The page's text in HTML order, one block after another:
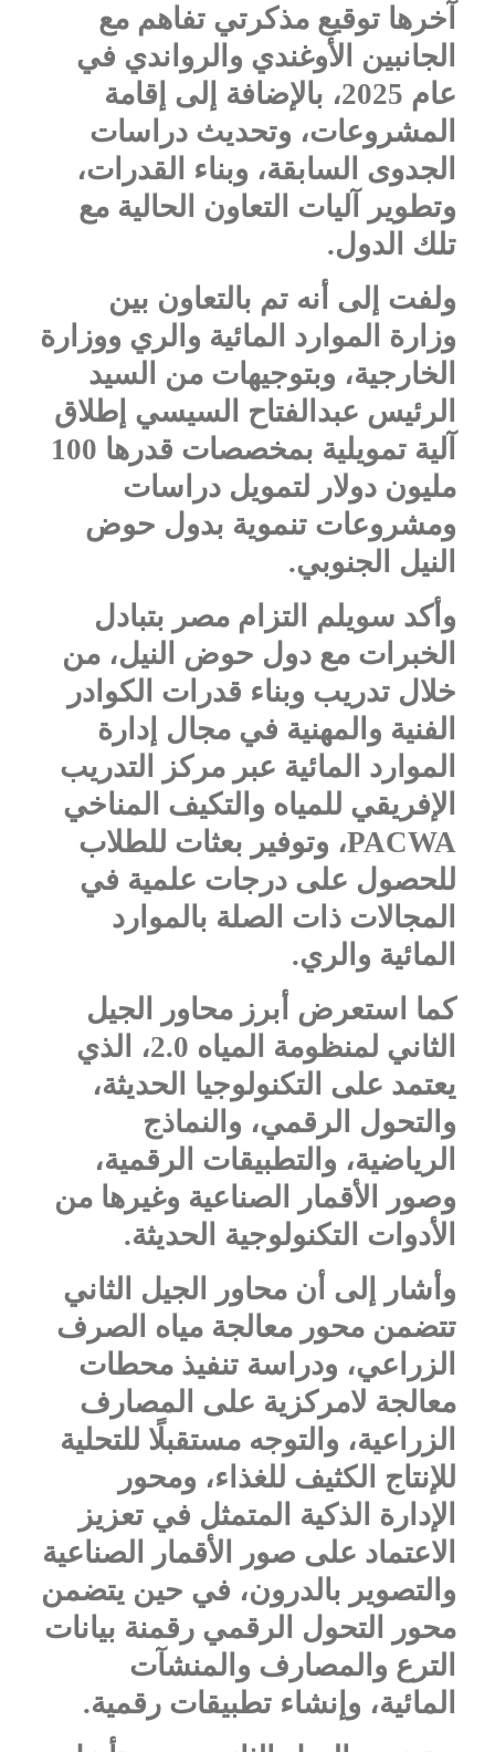
آخرها توقيع مذكرتي تفاهم مع
الجانبين الأوغندي والرواندي في
عام 2025، بالإضافة إلى إقامة
المشروعات، وتحديث دراسات
الجدوى السابقة، وبناء القدرات،
وتطوير آليات التعاون الحالية مع
تلك الدول.
ولفت إلى أنه تم بالتعاون بين
وزارة الموارد المائية والري ووزارة
الخارجية، وبتوجيهات من السيد
الرئيس عبدالفتاح السيسي إطلاق
آلية تمويلية بمخصصات قدرها 100
مليون دولار لتمويل دراسات
ومشروعات تنموية بدول حوض
النيل الجنوبي.
وأكد سويلم التزام مصر بتبادل
الخبرات مع دول حوض النيل، من
خلال تدريب وبناء قدرات الكوادر
الفنية والمهنية في مجال إدارة
الموارد المائية عبر مركز التدريب
الإفريقي للمياه والتكيف المناخي
PACWA، وتوفير بعثات للطلاب
للحصول على درجات علمية في
المجالات ذات الصلة بالموارد
المائية والري.
كما استعرض أبرز محاور الجيل
الثاني لمنظومة المياه 2.0، الذي
يعتمد على التكنولوجيا الحديثة،
والتحول الرقمي، والنماذج
الرياضية، والتطبيقات الرقمية،
وصور الأقمار الصناعية وغيرها من
الأدوات التكنولوجية الحديثة.
وأشار إلى أن محاور الجيل الثاني
تتضمن محور معالجة مياه الصرف
الزراعي، ودراسة تنفيذ محطات
معالجة لامركزية على المصارف
الزراعية، والتوجه مستقبلًا للتحلية
للإنتاج الكثيف للغذاء، ومحور
الإدارة الذكية المتمثل في تعزيز
الاعتماد على صور الأقمار الصناعية
والتصوير بالدرون، في حين يتضمن
محور التحول الرقمي رقمنة بيانات
الترع والمصارف والمنشآت
المائية، وإنشاء تطبيقات رقمية.